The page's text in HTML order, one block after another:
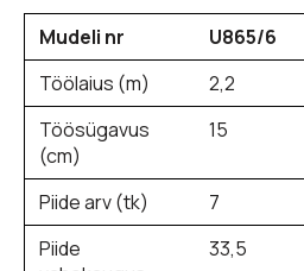
Mudeli nr U865/6
Töölaius (m)
2,2
Töösügavus
(cm)
15
Piide arv (tk) 7
Piide
33,5